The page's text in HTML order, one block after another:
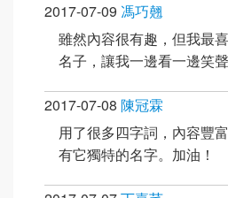
2017-07-09 馮巧翹
雖然內容很有趣，但我最
名子，讓我一邊看一邊笑
2017-07-08 陳冠霖
用了很多四字詞，內容豐
有它獨特的名字。加油！